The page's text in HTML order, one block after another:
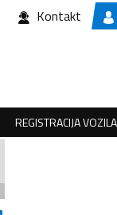
Kontakt
REGISTRACIJA VOZILA